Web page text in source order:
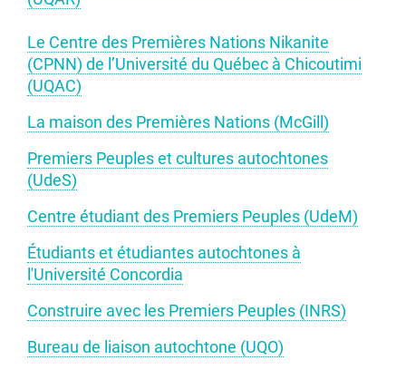
Le Centre des Premières Nations Nikanite
(CPNN) de l’Université du Québec à Chicoutimi
(UQAC)
La maison des Premières Nations (McGill)
Premiers Peuples et cultures autochtones
(UdeS)
Centre étudiant des Premiers Peuples (UdeM)
Étudiants et étudiantes autochtones à
l'Université Concordia
Construire avec les Premiers Peuples (INRS)
Bureau de liaison autochtone (UQO)